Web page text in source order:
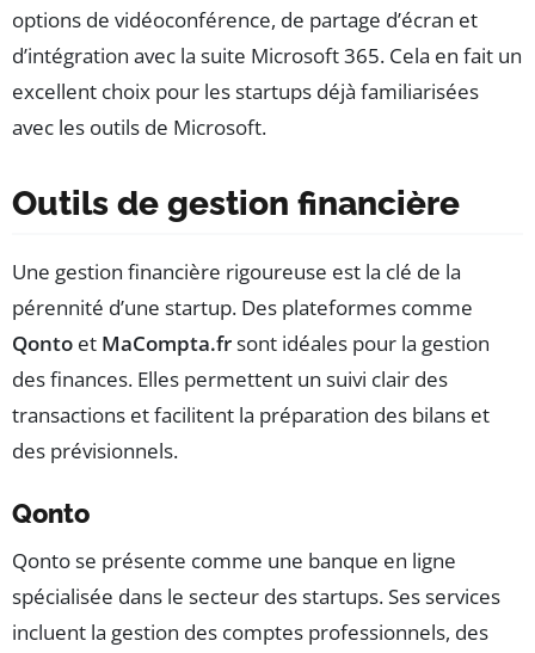
options de vidéoconférence, de partage d’écran et
d’intégration avec la suite Microsoft 365. Cela en fait un
excellent choix pour les startups déjà familiarisées
avec les outils de Microsoft.
Outils de gestion financière
Une gestion financière rigoureuse est la clé de la
pérennité d’une startup. Des plateformes comme
Qonto et MaCompta.frsont idéales pour la gestion
des finances. Elles permettent un suivi clair des
transactions et facilitent la préparation des bilans et
des prévisionnels.
Qonto
Qonto se présente comme une banque en ligne
spécialisée dans le secteur des startups. Ses services
incluent la gestion des comptes professionnels, des